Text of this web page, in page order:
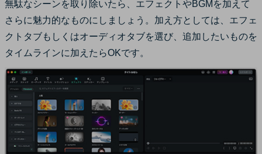
無駄なシーンを取り除いたら、エフェクトやBGMを加えて
さらに魅力的なものにしましょう。加え方としては、エフェ
クトタブもしくはオーディオタブを選び、追加したいものを
タイムラインに加えたらOKです。